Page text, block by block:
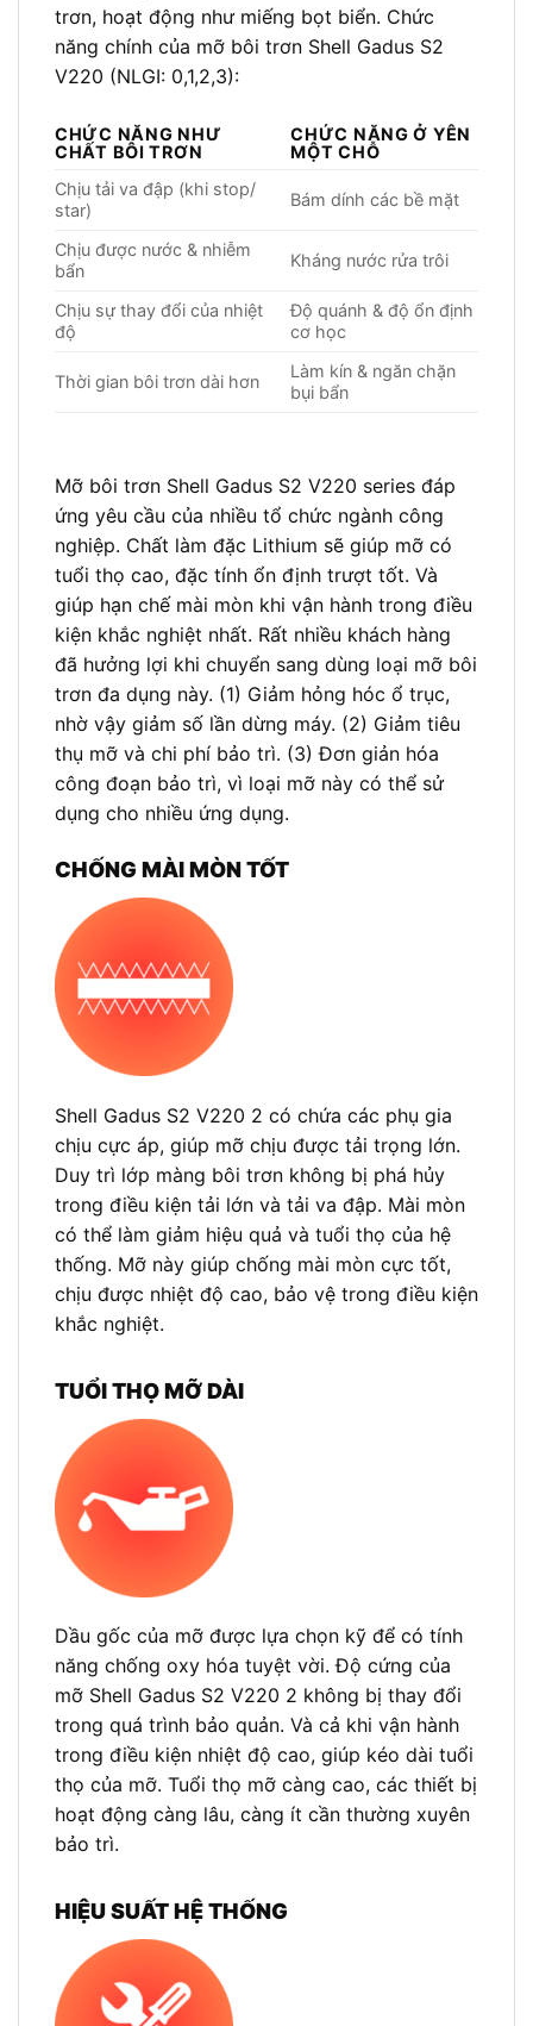
trơn, hoạt động như miếng bọt biển. Chức
năng chính của mỡ bôi trơn Shell Gadus S2
V220 (NLGI: 0,1,2,3):
CHỨC NĂNG NHƯ
CHẤT BÔI TRƠN
CHỨC NĂNG Ở YÊN
MỘT CHỖ
Chịu tải va đập (khi stop/
star)
Bám dính các bề mặt
Chịu được nước & nhiễm
bẩn
Kháng nước rửa trôi
Chịu sự thay đổi của nhiệt
độ
Độ quánh & độ ổn định
cơ học
Thời gian bôi trơn dài hơn
Làm kín & ngăn chặn
bụi bẩn
Mỡ bôi trơn Shell Gadus S2 V220 series đáp
ứng yêu cầu của nhiều tổ chức ngành công
nghiệp. Chất làm đặc Lithium sẽ giúp mỡ có
tuổi thọ cao, đặc tính ổn định trượt tốt. Và
giúp hạn chế mài mòn khi vận hành trong điều
kiện khắc nghiệt nhất. Rất nhiều khách hàng
đã hưởng lợi khi chuyển sang dùng loại mỡ bôi
trơn đa dụng này. (1) Giảm hỏng hóc ổ trục,
nhờ vậy giảm số lần dừng máy. (2) Giảm tiêu
thụ mỡ và chi phí bảo trì. (3) Đơn giản hóa
công đoạn bảo trì, vì loại mỡ này có thể sử
dụng cho nhiều ứng dụng.
CHỐNG MÀI MÒN TỐT
Shell Gadus S2 V220 2 có chứa các phụ gia
chịu cực áp, giúp mỡ chịu được tải trọng lớn.
Duy trì lớp màng bôi trơn không bị phá hủy
trong điều kiện tải lớn và tải va đập. Mài mòn
có thể làm giảm hiệu quả và tuổi thọ của hệ
thống. Mỡ này giúp chống mài mòn cực tốt,
chịu được nhiệt độ cao, bảo vệ trong điều kiện
khắc nghiệt.
TUỔI THỌ MỠ DÀI
Dầu gốc của mỡ được lựa chọn kỹ để có tính
năng chống oxy hóa tuyệt vời. Độ cứng của
mỡ Shell Gadus S2 V220 2 không bị thay đổi
trong quá trình bảo quản. Và cả khi vận hành
trong điều kiện nhiệt độ cao, giúp kéo dài tuổi
thọ của mỡ. Tuổi thọ mỡ càng cao, các thiết bị
hoạt động càng lâu, càng ít cần thường xuyên
bảo trì.
HIỆU SUẤT HỆ THỐNG